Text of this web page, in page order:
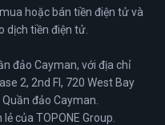
hoặc bán tiền điện tử và
dịch tiền điện tử.
đảo Cayman, với địa chỉ
2, 2nd FI, 720 West Bay
đảo Cayman.
của TOPONE Group.